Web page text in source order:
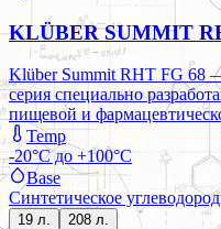
KLÜBER SUMMIT
Klüber Summit RHT FG 68
серия специально
пищевой и
Temp
-20°C до +100°C
Base
Синтетическое
19 л. 208 л.